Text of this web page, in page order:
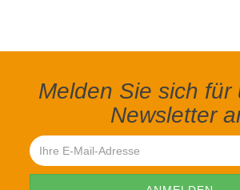
Melden Sie sich für
Newsletter